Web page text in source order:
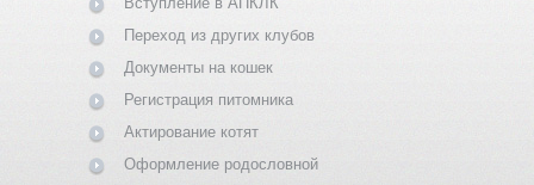
Переход из других клубов
Документы на кошек
Регистрация питомника
Актирование котят
Оформление родословной